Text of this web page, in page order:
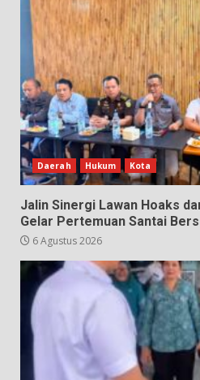
Daerah Hukum Kota
Jalin Sinergi Lawan Hoaks
Gelar Pertemuan Santai
6 Agustus 2026